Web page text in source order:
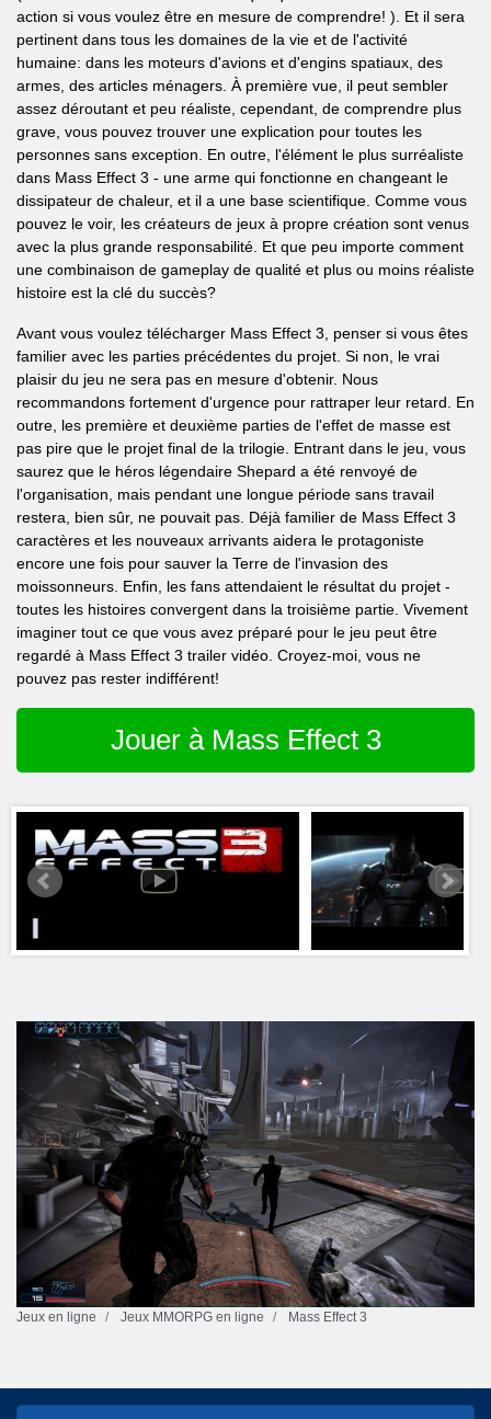
action si vous voulez être en mesure de comprendre! ). Et il sera
pertinent dans tous les domaines de la vie et de l'activité
humaine: dans les moteurs d'avions et d'engins spatiaux, des
armes, des articles ménagers. À première vue, il peut sembler
assez déroutant et peu réaliste, cependant, de comprendre plus
grave, vous pouvez trouver une explication pour toutes les
personnes sans exception. En outre, l'élément le plus surréaliste
dans Mass Effect 3 - une arme qui fonctionne en changeant le
dissipateur de chaleur, et il a une base scientifique. Comme vous
pouvez le voir, les créateurs de jeux à propre création sont venus
avec la plus grande responsabilité. Et que peu importe comment
une combinaison de gameplay de qualité et plus ou moins réaliste
histoire est la clé du succès?
Avant vous voulez télécharger Mass Effect 3, penser si vous êtes
familier avec les parties précédentes du projet. Si non, le vrai
plaisir du jeu ne sera pas en mesure d'obtenir. Nous
recommandons fortement d'urgence pour rattraper leur retard. En
outre, les première et deuxième parties de l'effet de masse est
pas pire que le projet final de la trilogie. Entrant dans le jeu, vous
saurez que le héros légendaire Shepard a été renvoyé de
l'organisation, mais pendant une longue période sans travail
restera, bien sûr, ne pouvait pas. Déjà familier de Mass Effect 3
caractères et les nouveaux arrivants aidera le protagoniste
encore une fois pour sauver la Terre de l'invasion des
moissonneurs. Enfin, les fans attendaient le résultat du projet -
toutes les histoires convergent dans la troisième partie. Vivement
imaginer tout ce que vous avez préparé pour le jeu peut être
regardé à Mass Effect 3 trailer vidéo. Croyez-moi, vous ne
pouvez pas rester indifférent!
Jouer à Mass Effect 3
Jeux en ligne Jeux MMORPG en ligne Mass Effect 3